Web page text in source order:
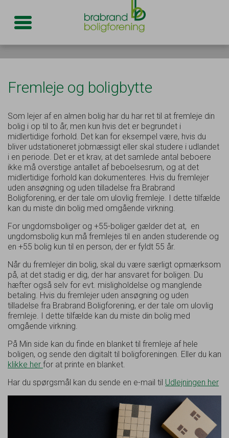
Toggle navigation
Fremleje og boligbytte
Som lejer af en almen bolig har du har ret til at fremleje din
bolig i op til to år, men kun hvis det er begrundet i
midlertidige forhold. Det kan for eksempel være, hvis du
bliver udstationeret jobmæssigt eller skal studere i udlandet
i en periode. Det er et krav, at det samlede antal beboere
ikke må overstige antallet af beboelsesrum, og at det
midlertidige forhold kan dokumenteres. Hvis du fremlejer
uden ansøgning og uden tilladelse fra Brabrand
Boligforening, er der tale om ulovlig fremleje. I dette tilfælde
kan du miste din bolig med omgående virkning.
For ungdomsboliger og +55-boliger gælder det at, en
ungdomsbolig kun må fremlejes til en anden studerende og
en +55 bolig kun til en person, der er fyldt 55 år.
Når du fremlejer din bolig, skal du være særligt opmærksom
på, at det stadig er dig, der har ansvaret for boligen. Du
hæfter også selv for evt. misligholdelse og manglende
betaling. Hvis du fremlejer uden ansøgning og uden
tilladelse fra Brabrand Boligforening, er der tale om ulovlig
fremleje. I dette tilfælde kan du miste din bolig med
omgående virkning.
På Min side kan du finde en blanket til fremleje af hele
boligen, og sende den digitalt til boligforeningen. Eller du kan
klikke her for at printe en blanket.
Har du spørgsmål kan du sende en e-mail til Udlejningen her